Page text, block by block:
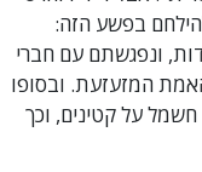
בפשע הזה:
ונפגשתם עם חברי
המזעזעת. ובסופו
על קטינים, וכך